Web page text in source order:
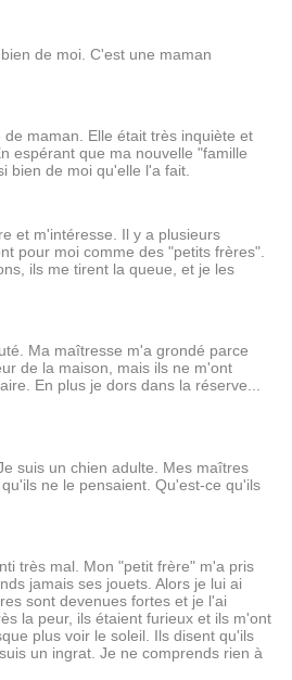
de moi. C'est une maman
maman. Elle était très inquiète et
espérant que ma nouvelle "famille
bien de moi qu'elle l'a fait.
et m'intéresse. Il y a plusieurs
pour moi comme des "petits frères".
ils me tirent la queue, et je les
Ma maîtresse m'a grondé parce
de la maison, mais ils ne m'ont
En plus je dors dans la réserve...
suis un chien adulte. Mes maîtres
ne le pensaient. Qu'est-ce qu'ils
très mal. Mon "petit frère" m'a pris
jamais ses jouets. Alors je lui ai
sont devenues fortes et je l'ai
la peur, ils étaient furieux et ils m'ont
plus voir le soleil. Ils disent qu'ils
un ingrat. Je ne comprends rien à